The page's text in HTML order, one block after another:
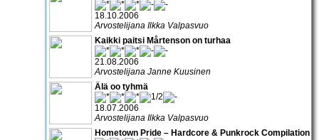
18.10.2006
Arvostelijana Ilkka Valpasvuo
Kaikki paitsi Mårtenson on turhaa
21.08.2006
Arvostelijana Janne Kuusinen
Älä oo tyhmä
18.07.2006
Arvostelijana Ilkka Valpasvuo
Hometown Pride – Hardcore & Punkrock Compilation